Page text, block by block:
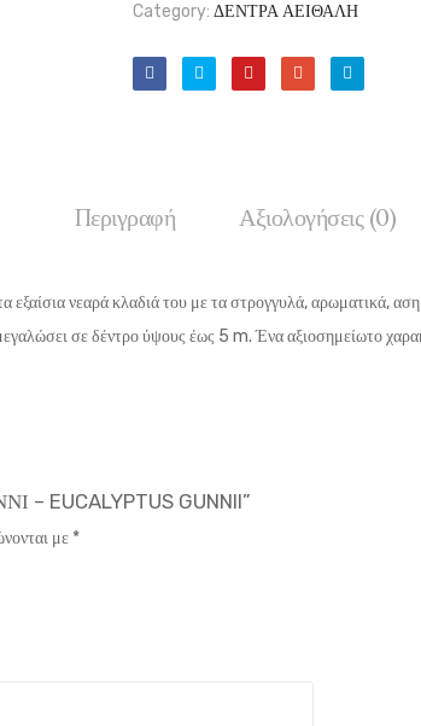
Category: ΔΕΝΤΡΑ ΑΕΙΘΑΛΗ
Περιγραφή Αξιολογήσεις (0)
εξαίσια νεαρά κλαδιά του με τα στρογγυλά, αρωματικά,
σε δέντρο ύψους έως 5 m. Ένα αξιοσημείωτο
– EUCALYPTUS GUNNII”
με *